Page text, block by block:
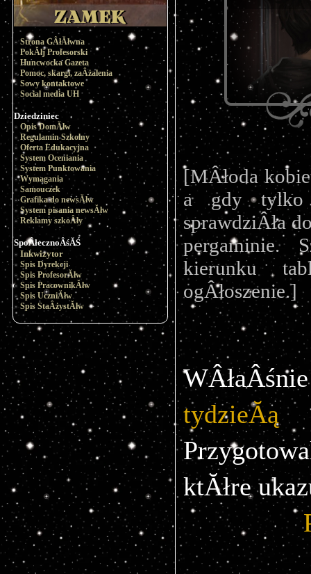
Strona GÂłĂłwna
PokĂłj Profesorski
Huncwocka Gazeta
Pomoc, skargi, zaÂżalenia
Sowy kontaktowe
Social media UH
Dziedziniec
Opis DomĂłw
Regulamin Szkolny
Oferta Edukacyjna
System Oceniania
System Punktowania
Wymagania
Samouczek
Grafika do newsĂłw
System pisania newsĂłw
Reklamy szkoÂły
SpoÂłecznoÂśĂŚ
Inkwizytor
Spis Dyrekcji
Spis ProfesorĂłw
Spis PracownikĂłw
Spis UczniĂłw
Spis StaÂżystĂłw
[MÂłoda
a gdy tylko
sprawdziÂła
pergaminie.
kierunku
ogÂłoszenie.]
tydzieĂą
ktĂłre